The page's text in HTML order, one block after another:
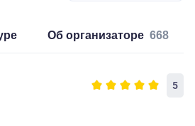
об организаторе 668
5